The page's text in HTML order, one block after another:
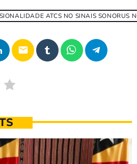
ATCS NO SINAIS SONORUS
email